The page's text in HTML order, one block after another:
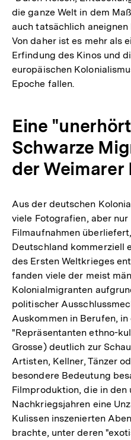
die ganze Welt in dem
auch tatsächlich
Von daher ist es mehr als
Erfindung des Kinos und
europäischen
Epoche fallen.
Eine
Schwarze
der Weimarer
Aus der deutschen
viele Fotografien, aber nur
Filmaufnahmen
Deutschland kommerziell
des Ersten Weltkrieges
fanden viele der meist
Kolonialmigranten
politischer
Auskommen in Berufen, in
"Repräsentanten ethno-
Grosse) deutlich zur
Artisten, Kellner, Tänzer
besondere Bedeutung
Filmproduktion, die in
Nachkriegsjahren eine
Kulissen inszenierten
brachte, unter deren